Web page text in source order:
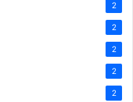
2
2
2
2
2